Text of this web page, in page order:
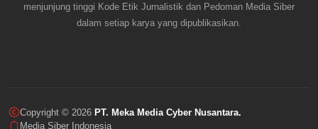
menjunjung tinggi Kode Etik Jurnalistik dan Pedoman Media Siber
dalam setiap karya yang dipublikasikan.
Copyright © 2026 PT. Meka Media Cyber Nusantara.
Media Siber Indonesia